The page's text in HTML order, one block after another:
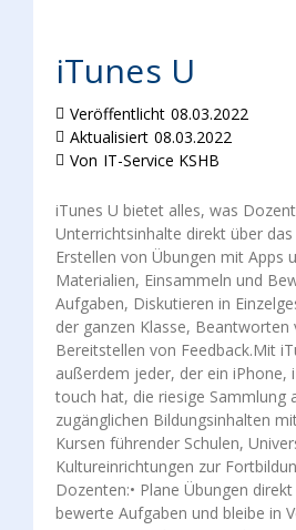
iTunes U
Veröffentlicht 08.03.2022
Aktualisiert 08.03.2022
Von IT-Service KSHB
iTunes U bietet alles, was
Unterrichtsinhalte direkt über
Erstellen von Übungen mit Apps
Materialien, Einsammeln und
Aufgaben, Diskutieren in
der ganzen Klasse, Beantworten
Bereitstellen von Feedback.Mit
außerdem jeder, der ein iPhone,
touch hat, die riesige Sammlung
zugänglichen Bildungsinhalten
Kursen führender Schulen,
Kultureinrichtungen zur
Dozenten:• Plane Übungen
bewerte Aufgaben und bleibe in